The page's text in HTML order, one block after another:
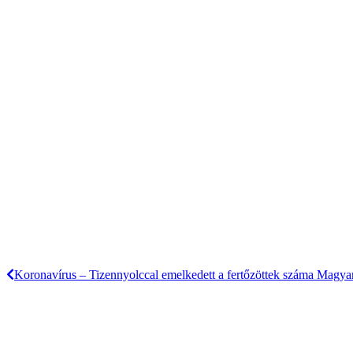
Koronavírus – Tizennyolccal emelkedett a fertőzöttek száma